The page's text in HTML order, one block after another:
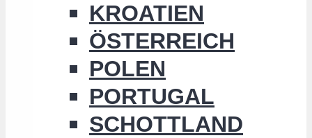
KROATIEN
ÖSTERREICH
POLEN
PORTUGAL
SCHOTTLAND